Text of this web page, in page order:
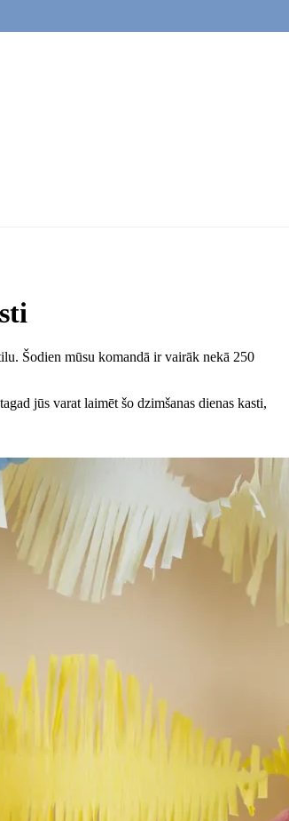
Šodien mūsu komandā ir vairāk nekā 250
jūs varat laimēt šo dzimšanas dienas kasti,